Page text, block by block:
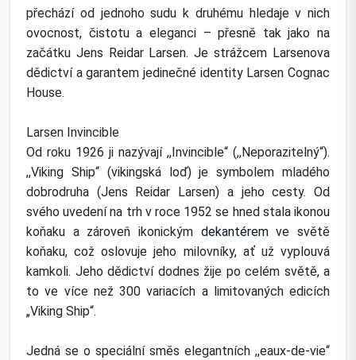
přechází od jednoho sudu k druhému hledaje v nich
ovocnost, čistotu a eleganci – přesně tak jako na
začátku Jens Reidar Larsen. Je strážcem Larsenova
dědictví a garantem jedinečné identity Larsen Cognac
House.
Larsen Invincible
Od roku 1926 ji nazývají ,,Invincible“ (,,Neporazitelný“).
,,Viking Ship“ (vikingská loď) je symbolem mladého
dobrodruha (Jens Reidar Larsen) a jeho cesty. Od
svého uvedení na trh v roce 1952 se hned stala ikonou
koňaku a zároveň ikonickým dekantéremve světě
koňaku, což oslovuje jeho milovníky, ať už vyplouvá
kamkoli. Jeho dědictví dodnes žije po celém světě, a
to ve více než 300 variacích a limitovaných edicích
„Viking Ship“.
Jedná se o speciální směs elegantních ,,eaux-de-vie“